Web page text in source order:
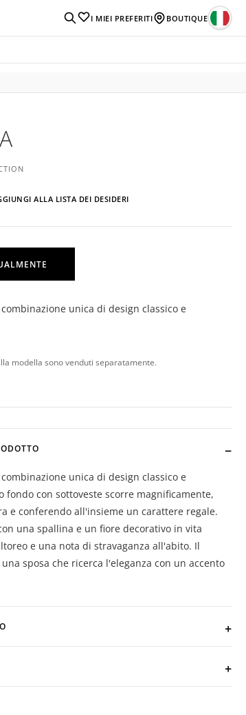
I MIEI PREFERITI BOUTIQUE
ALLA LISTA DEI DESIDERI
unica di design classico e
modella sono venduti separatamente.
unica di design classico e
fondo con sottoveste scorre magnificamente,
e conferendo all'insieme un carattere regale.
una spallina e un fiore decorativo in vita
e una nota di stravaganza all'abito. Il
sposa che ricerca l'eleganza con un accento